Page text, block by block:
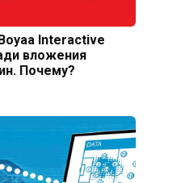
Interactive
вложения
Почему?